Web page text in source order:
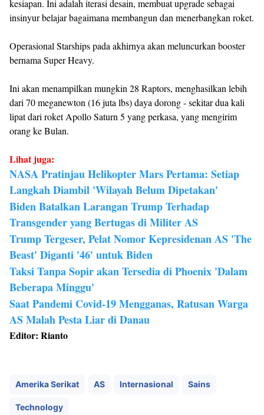
kesiapan. Ini adalah iterasi desain, membuat upgrade sebagai
insinyur belajar bagaimana membangun dan menerbangkan roket.
Operasional Starships pada akhirnya akan meluncurkan booster
bernama Super Heavy.
Ini akan menampilkan mungkin 28 Raptors, menghasilkan lebih
dari 70 meganewton (16 juta lbs) daya dorong - sekitar dua kali
lipat dari roket Apollo Saturn 5 yang perkasa, yang mengirim
orang ke Bulan.
Lihat juga:
NASA Pratinjau Helikopter Mars Pertama: Setiap
Langkah Diambil 'Wilayah Belum Dipetakan'
Biden Batalkan Larangan Trump Terhadap
Transgender yang Bertugas di Militer AS
Trump Tergeser, Pelat Nomor Kepresidenan AS 'The
Beast' Diganti '46' untuk Biden
Taksi Tanpa Sopir akan Tersedia di Phoenix 'Dalam
Beberapa Minggu'
Saat Pandemi Covid-19 Mengganas, Ratusan Warga
AS Malah Pesta Liar di Danau
Editor: Rianto
Amerika Serikat AS Internasional Sains
Technology